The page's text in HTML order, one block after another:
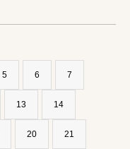
5 6 7
13 14
20 21